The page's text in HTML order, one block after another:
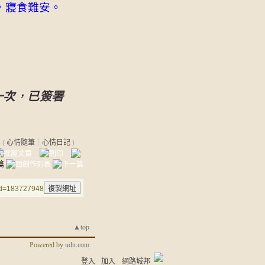
食難安。
次， 已簽署
( 心情隨筆 心情日記 )
▲top
Powered by udn.com
登入 加入 網路城邦